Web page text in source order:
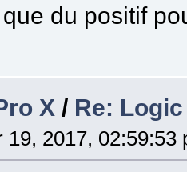
du positif
X / Re:
19, 2017, 02:59:53